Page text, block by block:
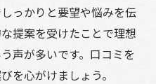
っかりと要望や悩みを伝
提案を受けたことで理想
声が多いです。口コミを
を心がけましょう。